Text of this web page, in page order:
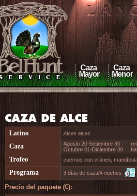
Caza
Mayor
Caza
Menor
Latino Alces alces
Caza
Agosto 20-Setiembre 30
Octubre 01-Diciembre 30
Trofeo cuernos con cráneo,
Programa 3 días de caza/4 noches
Precio del paquete (€):